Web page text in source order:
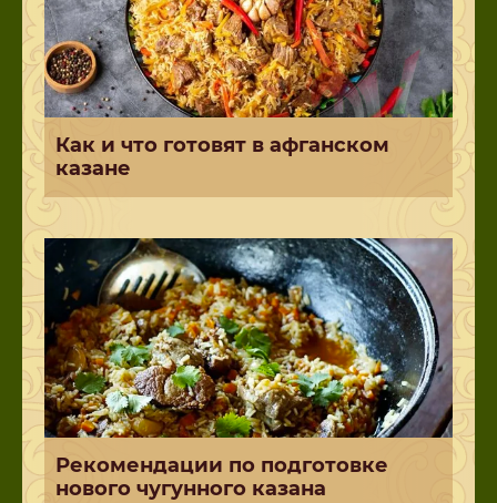
Как и что готовят в афганском
казане
Рекомендации по подготовке
нового чугунного казана